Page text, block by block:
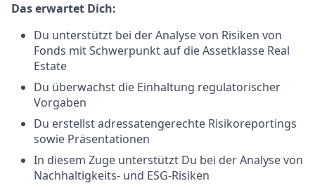
Das erwartet Dich:
Du unterstützt bei der Analyse von Risiken von
Fonds mit Schwerpunkt auf die Assetklasse Real
Estate
Du überwachst die Einhaltung regulatorischer
Vorgaben
Du erstellst adressatengerechte Risikoreportings
sowie Präsentationen
In diesem Zuge unterstützt Du bei der Analyse von
Nachhaltigkeits- und ESG-Risiken